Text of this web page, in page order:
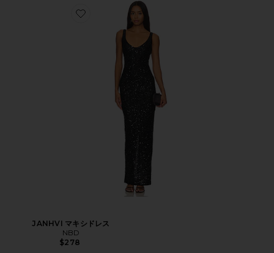
JANHVI マキシドレス
NBD
$278